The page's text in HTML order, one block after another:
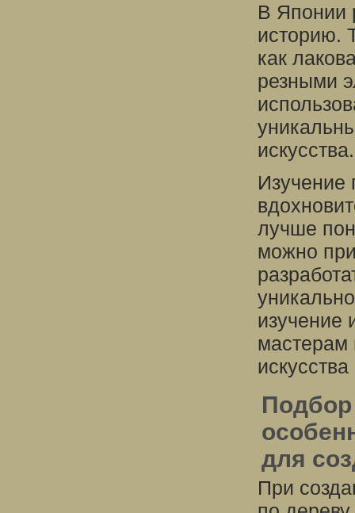
В Японии
историю.
как
резными
искусства.
Изучение
лучше
можно
изучение
мастерам
Подбор
для
При